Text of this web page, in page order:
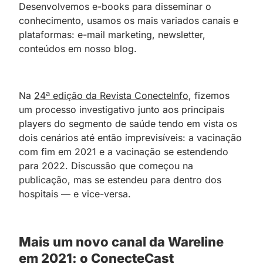
Desenvolvemos e-books para disseminar o
conhecimento, usamos os mais variados canais e
plataformas: e-mail marketing, newsletter,
conteúdos em nosso blog.
Na 24ª edição da Revista ConecteInfo, fizemos
um processo investigativo junto aos principais
players do segmento de saúde tendo em vista os
dois cenários até então imprevisíveis: a vacinação
com fim em 2021 e a vacinação se estendendo
para 2022. Discussão que começou na
publicação, mas se estendeu para dentro dos
hospitais — e vice-versa.
Mais um novo canal da Wareline
em 2021: o ConecteCast